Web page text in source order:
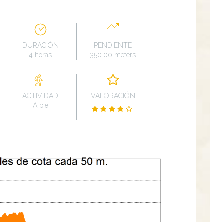
DURACIÓN
4 horas
PENDIENTE
350.00 meters
ACTIVIDAD
A pie
VALORACIÓN